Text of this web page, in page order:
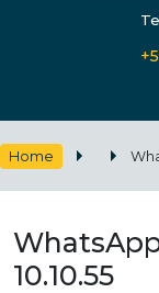
Home
10.10.55